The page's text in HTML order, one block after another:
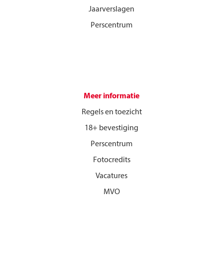
Jaarverslagen
Perscentrum
Meer informatie
Regels en toezicht
18+ bevestiging
Perscentrum
Fotocredits
Vacatures
MVO